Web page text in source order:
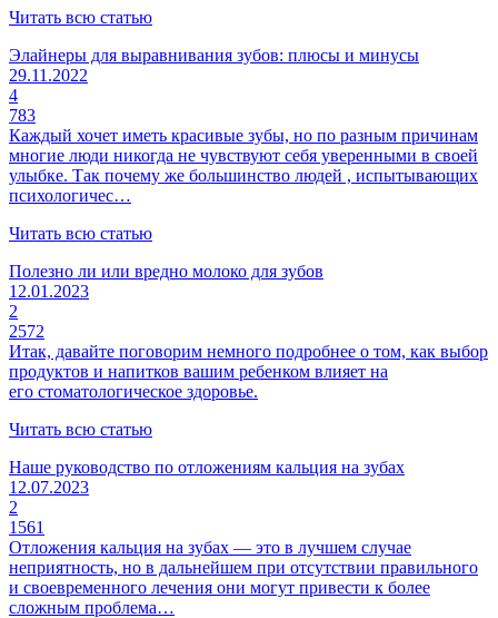
Читать всю статью
Элайнеры для выравнивания зубов: плюсы и минусы
29.11.2022
4
783
Каждый хочет иметь красивые зубы, но по разным причинам
многие люди никогда не чувствуют себя уверенными в своей
улыбке. Так почему же большинство людей , испытывающих
психологичес…
Читать всю статью
Полезно ли или вредно молоко для зубов
12.01.2023
2
2572
Итак, давайте поговорим немного подробнее о том, как выбор
продуктов и напитков вашим ребенком влияет на
его стоматологическое здоровье.
Читать всю статью
Наше руководство по отложениям кальция на зубах
12.07.2023
2
1561
Отложения кальция на зубах — это в лучшем случае
неприятность, но в дальнейшем при отсутствии правильного
и своевременного лечения они могут привести к более
сложным проблема…